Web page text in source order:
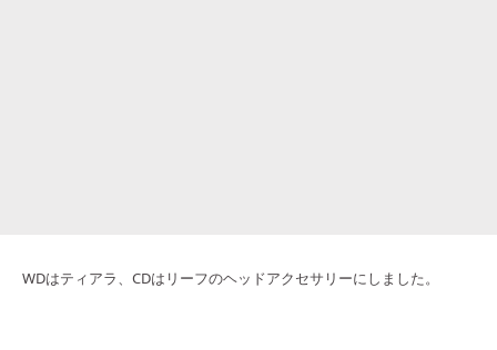
WDはティアラ、CDはリーフのヘッドアクセサリーにしました。